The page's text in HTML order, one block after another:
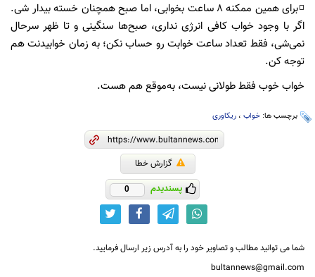
◽️برای همین ممکنه ۸ ساعت بخوابی، اما صبح همچنان خسته بیدار شی.
اگر با وجود خواب کافی انرژی نداری، صبح‌ها سنگینی و تا ظهر سرحال
نمی‌شی، فقط تعداد ساعت خوابت رو حساب نکن؛ به زمان خوابیدنت هم
توجه کن.
خواب خوب فقط طولانی نیست، به‌موقع هم هست.
برچسب ها: خواب ، ریکاوری
گزارش خطا
پسندیدم 0
شما می توانید مطالب و تصاویر خود را به آدرس زیر ارسال فرمایید.
bultannews@gmail.com